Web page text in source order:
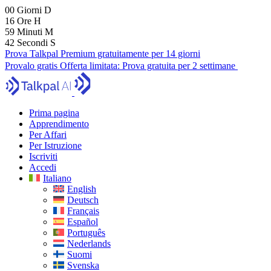
00 Giorni D
16 Ore H
59 Minuti M
41 Secondi S
Prova Talkpal Premium gratuitamente per 14 giorni
Provalo gratis Offerta limitata: Prova gratuita per 2 settimane
Prima pagina
Apprendimento
Per Affari
Per Istruzione
Iscriviti
Accedi
Italiano
English
Deutsch
Français
Español
Português
Nederlands
Suomi
Svenska